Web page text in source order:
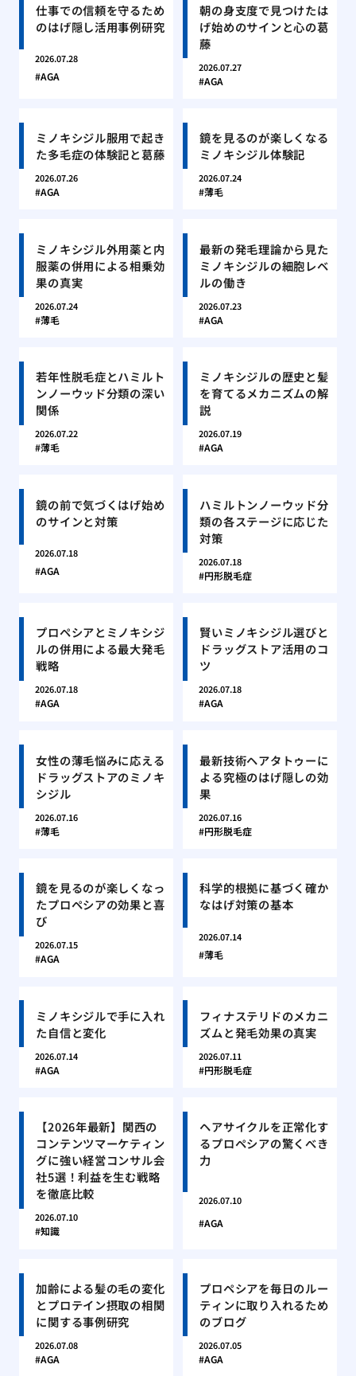
仕事での信頼を守るため
のはげ隠し活用事例研究
2026.07.28
AGA
朝の身支度で見つけたは
げ始めのサインと心の葛
藤
2026.07.27
AGA
ミノキシジル服用で起き
た多毛症の体験記と葛藤
2026.07.26
AGA
鏡を見るのが楽しくなる
ミノキシジル体験記
2026.07.24
薄毛
ミノキシジル外用薬と内
服薬の併用による相乗効
果の真実
2026.07.24
薄毛
最新の発毛理論から見た
ミノキシジルの細胞レベ
ルの働き
2026.07.23
AGA
若年性脱毛症とハミルト
ンノーウッド分類の深い
関係
2026.07.22
薄毛
ミノキシジルの歴史と髪
を育てるメカニズムの解
説
2026.07.19
AGA
鏡の前で気づくはげ始め
のサインと対策
2026.07.18
AGA
ハミルトンノーウッド分
類の各ステージに応じた
対策
2026.07.18
円形脱毛症
プロペシアとミノキシジ
ルの併用による最大発毛
戦略
2026.07.18
AGA
賢いミノキシジル選びと
ドラッグストア活用のコ
ツ
2026.07.18
AGA
女性の薄毛悩みに応える
ドラッグストアのミノキ
シジル
2026.07.16
薄毛
最新技術ヘアタトゥーに
よる究極のはげ隠しの効
果
2026.07.16
円形脱毛症
鏡を見るのが楽しくなっ
たプロペシアの効果と喜
び
2026.07.15
AGA
科学的根拠に基づく確か
なはげ対策の基本
2026.07.14
薄毛
ミノキシジルで手に入れ
た自信と変化
2026.07.14
AGA
フィナステリドのメカニ
ズムと発毛効果の真実
2026.07.11
円形脱毛症
【2026年最新】関西の
コンテンツマーケティン
グに強い経営コンサル会
社5選！利益を生む戦略
を徹底比較
2026.07.10
知識
ヘアサイクルを正常化す
るプロペシアの驚くべき
力
2026.07.10
AGA
加齢による髪の毛の変化
とプロテイン摂取の相関
に関する事例研究
2026.07.08
AGA
プロペシアを毎日のルー
ティンに取り入れるため
のブログ
2026.07.05
AGA